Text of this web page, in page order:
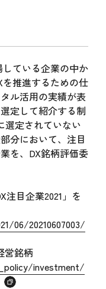
ている企業の中か
推進するための仕
ル活用の実績が表
定して紹介する制
選定されていない
分において、注目
を、DX銘柄評価委
注目企業2021」を
06/20210607003/
営銘柄
investment/